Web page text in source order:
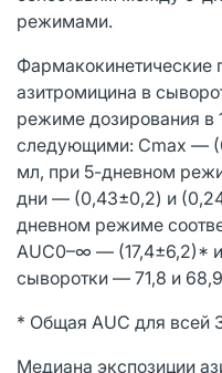
режимами.
Фармакокинетические
азитромицина в
режиме дозирования в
следующими: Cmax —
мл, при 5-дневном
дни — (0,43±0,2) и
дневном режиме
AUC0–∞ — (17,4±6,2)* и
сыворотки — 71,8 и
* Общая AUC для всей
Медиана экспозиции